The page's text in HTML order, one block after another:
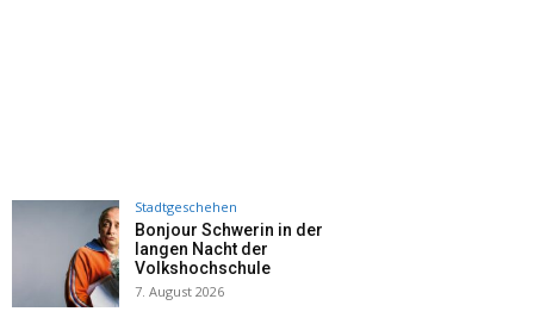
Stadtgeschehen
Bonjour Schwerin in der
langen Nacht der
Volkshochschule
7. August 2026